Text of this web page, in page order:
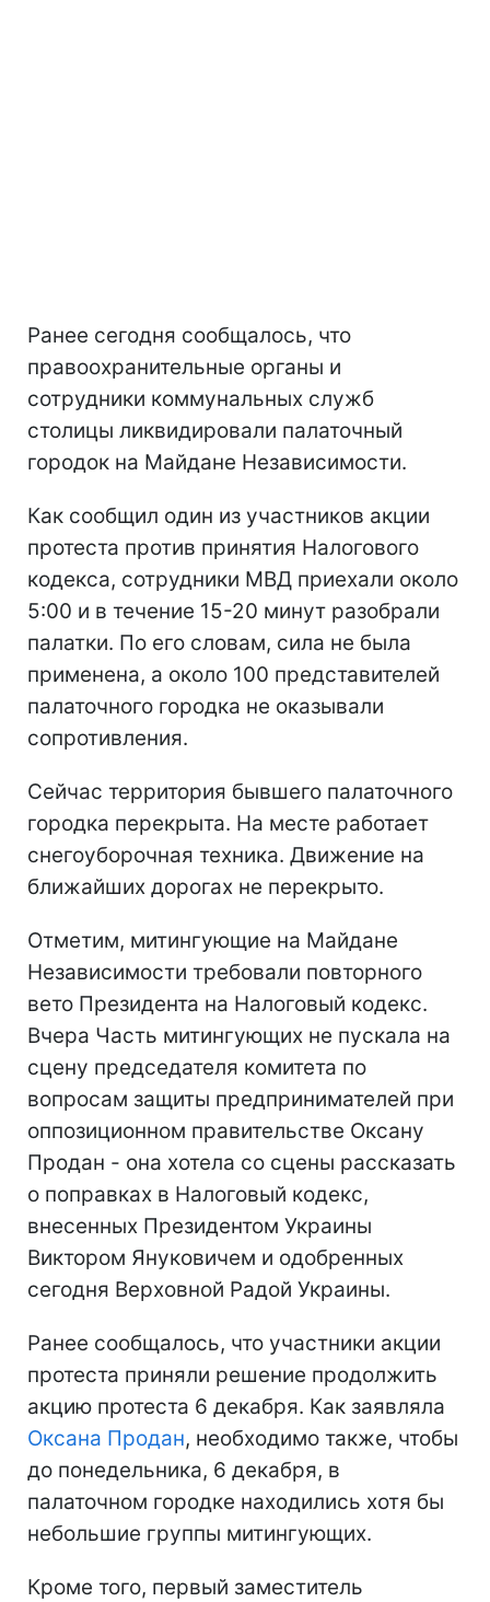
Ранее сегодня сообщалось, что
правоохранительные органы и
сотрудники коммунальных служб
столицы ликвидировали палаточный
городок на Майдане Независимости.
Как сообщил один из участников акции
протеста против принятия Налогового
кодекса, сотрудники МВД приехали около
5:00 и в течение 15-20 минут разобрали
палатки. По его словам, сила не была
применена, а около 100 представителей
палаточного городка не оказывали
сопротивления.
Сейчас территория бывшего палаточного
городка перекрыта. На месте работает
снегоуборочная техника. Движение на
ближайших дорогах не перекрыто.
Отметим, митингующие на Майдане
Независимости требовали повторного
вето Президента на Налоговый кодекс.
Вчера Часть митингующих не пускала на
сцену председателя комитета по
вопросам защиты предпринимателей при
оппозиционном правительстве Оксану
Продан - она хотела со сцены рассказать
о поправках в Налоговый кодекс,
внесенных Президентом Украины
Виктором Януковичем и одобренных
сегодня Верховной Радой Украины.
Ранее сообщалось, что участники акции
протеста приняли решение продолжить
акцию протеста 6 декабря. Как заявляла
Оксана Продан, необходимо также, чтобы
до понедельника, 6 декабря, в
палаточном городке находились хотя бы
небольшие группы митингующих.
Кроме того, первый заместитель